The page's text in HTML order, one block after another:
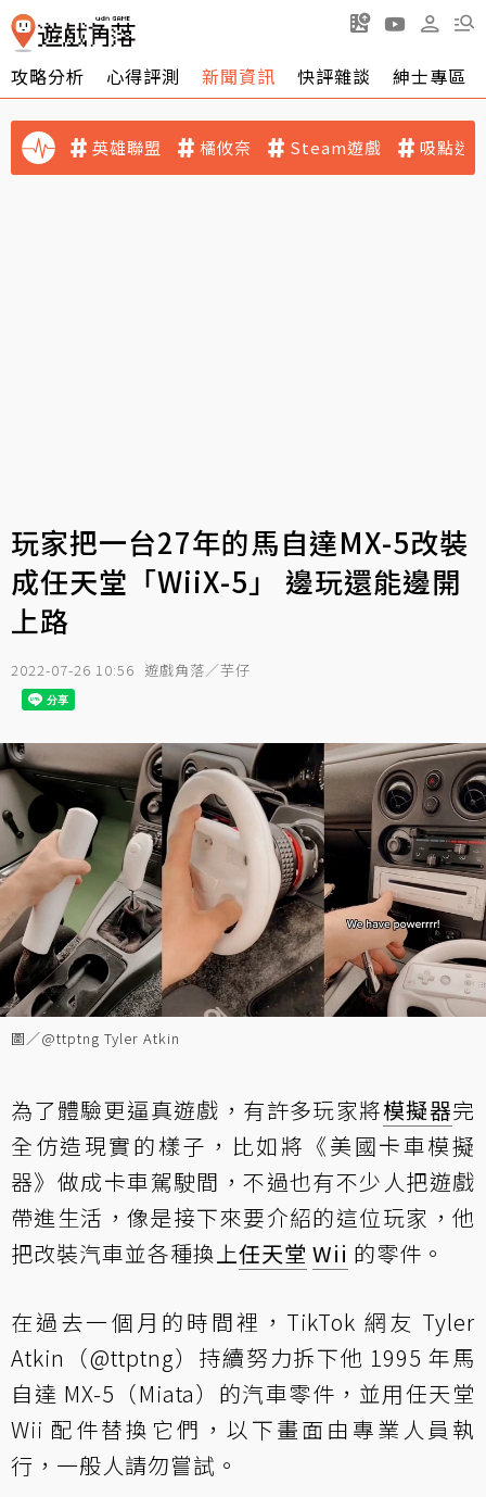
攻略分析 心得評測 新聞資訊 快評雜談 紳士專區
英雄聯盟 橘攸奈 Steam遊戲 吸點迷
玩家把一台27年的馬自達MX-5改裝
成任天堂「WiiX-5」 邊玩還能邊開
上路
2022-07-26 10:56 遊戲角落／芋仔
圖／@ttptng Tyler Atkin
為了體驗更逼真遊戲，有許多玩家將模擬器完
全仿造現實的樣子，比如將《美國卡車模擬
器》做成卡車駕駛間 ，不過也有不少人把遊戲
帶進生活，像是接下來要介紹的這位玩家，他
把改裝汽車並各種換上任天堂 Wii 的零件。
在過去一個月的時間裡，TikTok 網友 Tyler
Atkin
（@ttptng） 持續努力拆下他 1995 年馬
自達 MX-5（Miata）的汽車零件，並用任天堂
Wii 配件替換它們，以下畫面由專業人員執
行，一般人請勿嘗試。